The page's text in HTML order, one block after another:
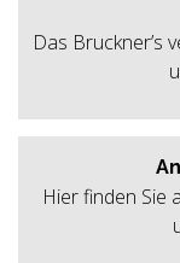
Das Bruckner’s
Hier finden Sie